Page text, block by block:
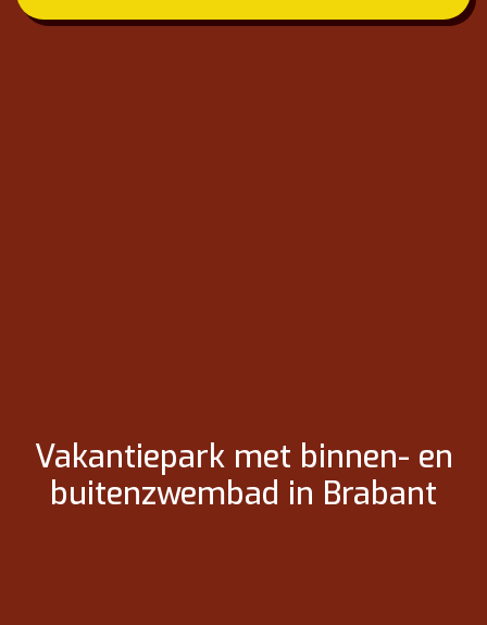
Vakantiepark met binnen- en
buitenzwembad in Brabant